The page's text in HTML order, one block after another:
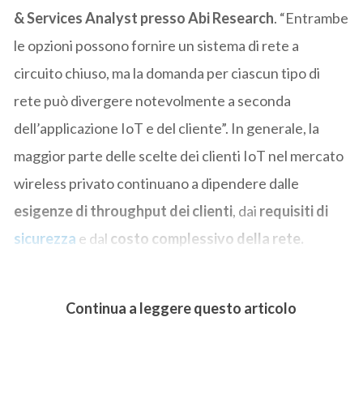
& Services Analyst presso Abi Research. “Entrambe
le opzioni possono fornire un sistema di rete a
circuito chiuso, ma la domanda per ciascun tipo di
rete può divergere notevolmente a seconda
dell’applicazione IoT e del cliente”. In generale, la
maggior parte delle scelte dei clienti IoT nel mercato
wireless privato continuano a dipendere dalle
esigenze di throughput dei clienti, dai requisiti di
sicurezza e dal costo complessivo della rete.
Continua a leggere questo articolo